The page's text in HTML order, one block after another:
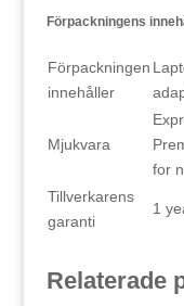
Förpackningens
Förpackningen
innehåller
Mjukvara
for
Tillverkarens
garanti
1
Relaterade